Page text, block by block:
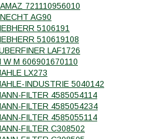
721110956010
AG90
5106191
510619108
LAF1726
W M 606901670110
LX273
INDUSTRIE 5040142
FILTER 4585054114
FILTER 4585054234
FILTER 4585055114
FILTER C308502